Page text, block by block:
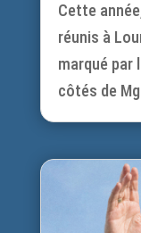
Cette
réunis à
marqué par
côtés de